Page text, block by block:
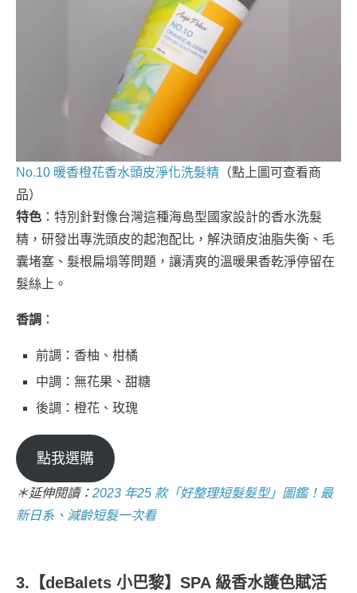
No.10 暖香橙花香水頭皮淨化洗髮精 （點上圖可查看商
品）
特色 ：特別針對像台灣這種海島型國家設計的香水洗髮
精，研發出專洗頭皮的起泡配比，解決頭皮油脂失衡、毛
囊堵塞、髮根扁塌等問題，讓清爽的溫暖果香乾淨停留在
髮絲上。
香調 ：
前調：香柚、柑橘
中調：無花果、甜糖
後調：橙花、玫瑰
點我選購
＊延伸閱讀： 2023 年25 款「好整理短髮髮型」圖鑑！最
新日系、減齡短髮一次看
3.【deBalets 小巴黎】SPA 級香水護色賦活